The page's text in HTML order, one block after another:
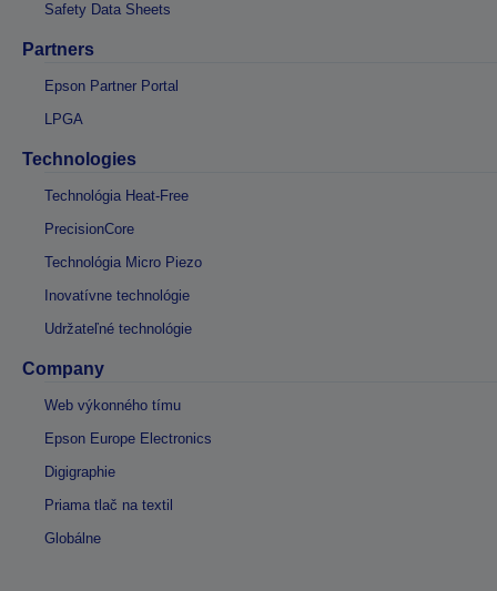
Safety Data Sheets
Partners
Epson Partner Portal
LPGA
Technologies
Technológia Heat-Free
PrecisionCore
Technológia Micro Piezo
Inovatívne technológie
Udržateľné technológie
Company
Web výkonného tímu
Epson Europe Electronics
Digigraphie
Priama tlač na textil
Globálne